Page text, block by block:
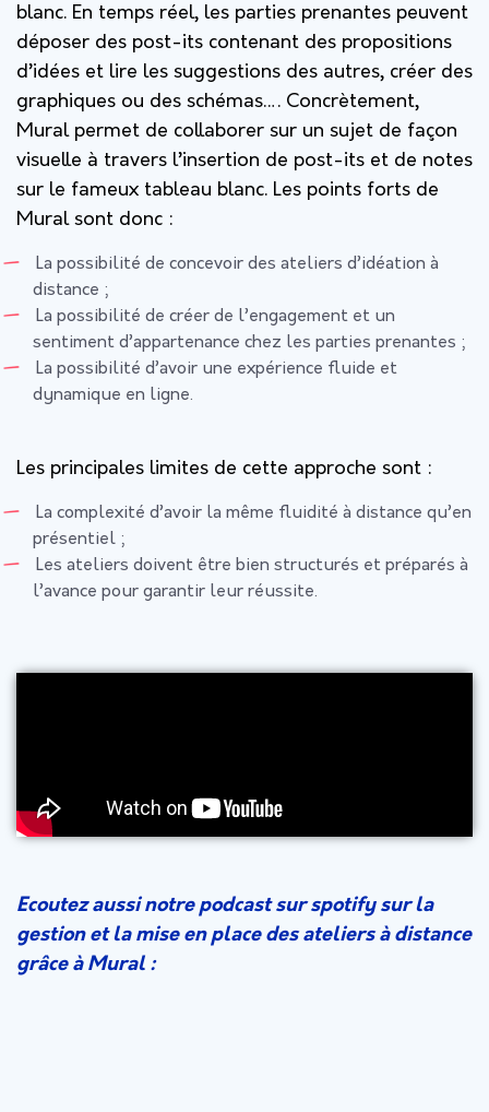
blanc. En temps réel, les parties prenantes peuvent
déposer des post-its contenant des propositions
d’idées et lire les suggestions des autres, créer des
graphiques ou des schémas…. Concrètement,
Mural permet de collaborer sur un sujet de façon
visuelle à travers l’insertion de post-its et de notes
sur le fameux tableau blanc. Les points forts de
Mural sont donc :
La possibilité de concevoir des ateliers d’idéation à
distance ;
La possibilité de créer de l’engagement et un
sentiment d’appartenance chez les parties prenantes ;
La possibilité d’avoir une expérience fluide et
dynamique en ligne.
Les principales limites de cette approche sont :
La complexité d’avoir la même fluidité à distance qu’en
présentiel ;
Les ateliers doivent être bien structurés et préparés à
l’avance pour garantir leur réussite.
Ecoutez aussi notre podcast sur spotify sur la
gestion et la mise en place des ateliers à distance
grâce à Mural :